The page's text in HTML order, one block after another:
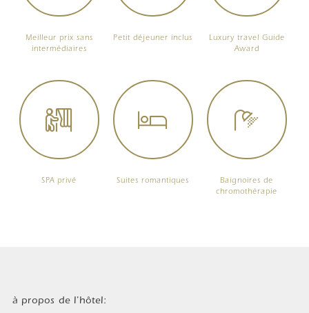
Meilleur prix sans
intermédiaires
Petit déjeuner inclus
Luxury travel Guide
Award
SPA privé Suites romantiques
Baignoires de
chromothérapie
à propos de l'hôtel: